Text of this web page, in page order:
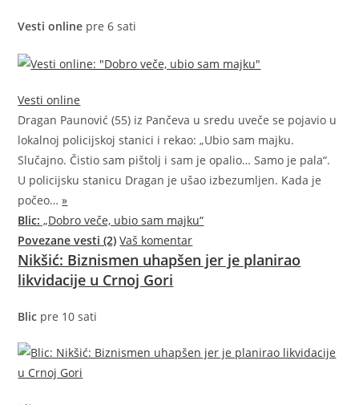
Vesti online pre 6 sati
Vesti online
Dragan Paunović (55) iz Pančeva u sredu uveče se pojavio u
lokalnoj policijskoj stanici i rekao: „Ubio sam majku.
Slučajno. Čistio sam pištolj i sam je opalio… Samo je pala“.
U policijsku stanicu Dragan je ušao izbezumljen. Kada je
počeo…»
Blic: „Dobro veče, ubio sam majku“
Povezane vesti (2) Vaš komentar
Nikšić: Biznismen uhapšen jer je planirao
likvidacije u Crnoj Gori
Blic pre 10 sati